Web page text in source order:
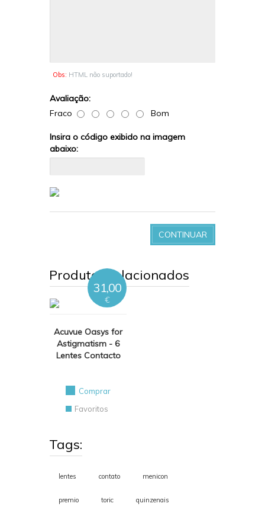
Obs: HTML não suportado!
Avaliação:
Fraco
Bom
Insira o código exibido na imagem
abaixo:
CONTINUAR
Produtos relacionados
Acuvue Oasys for
Astigmatism - 6
Lentes Contacto
31,00
€
Comprar
Favoritos
Tags:
lentes contato menicon
premio toric quinzenais